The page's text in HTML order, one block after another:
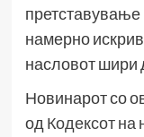
претставување
намерно
насловот шири
Новинарот со
одКодексот на